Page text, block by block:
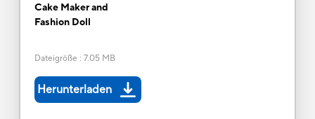
Cake Maker and
Fashion Doll
Dateigröße : 7.05 MB
Herunterladen